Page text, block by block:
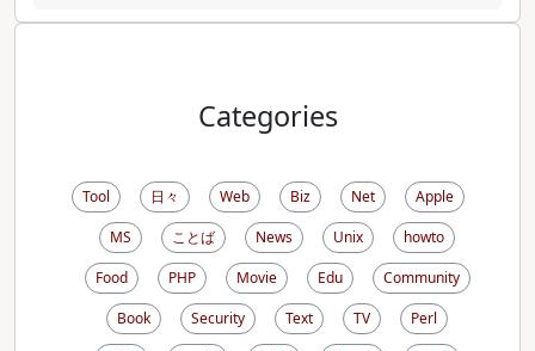
Categories
Tool 日々 Web Biz Net
Apple
MS
ことば News Unix
howto
Food
PHP Movie Edu
Community
Book
Security Text TV
Perl